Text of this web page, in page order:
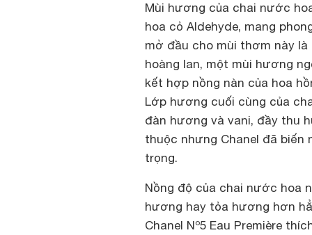
Mùi hương của chai nước
hoa cỏ Aldehyde, mang
mở đầu cho mùi thơm này là
hoàng lan, một mùi hương
kết hợp nồng nàn của hoa
Lớp hương cuối cùng của
đàn hương và vani, đầy thu
thuộc nhưng Chanel đã
trọng.
Nồng độ của chai nước hoa
hương hay tỏa hương hơn
Chanel Nº5 Eau Première